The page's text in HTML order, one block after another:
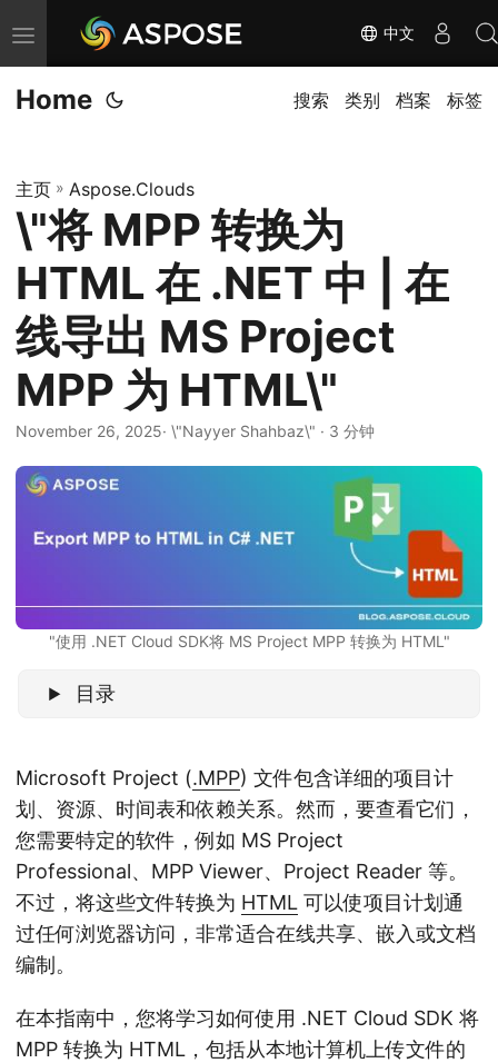
切
换
导
中文
Home 搜索 类别 档案 标签
主页 » Aspose.Clouds
\"将 MPP 转换为
HTML 在 .NET 中 | 在
线导出 MS Project
MPP 为 HTML\"
November 26, 2025· \"Nayyer Shahbaz\" · 3 分钟
"使用 .NET Cloud SDK将 MS Project MPP 转换为 HTML"
目录
Microsoft Project (.MPP) 文件包含详细的项目计
划、资源、时间表和依赖关系。然而，要查看它们，
您需要特定的软件，例如 MS Project
Professional、MPP Viewer、Project Reader 等。
不过，将这些文件转换为 HTML 可以使项目计划通
过任何浏览器访问，非常适合在线共享、嵌入或文档
编制。
在本指南中，您将学习如何使用 .NET Cloud SDK 将
MPP 转换为 HTML，包括从本地计算机上传文件的